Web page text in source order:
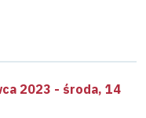
2023 - środa, 14